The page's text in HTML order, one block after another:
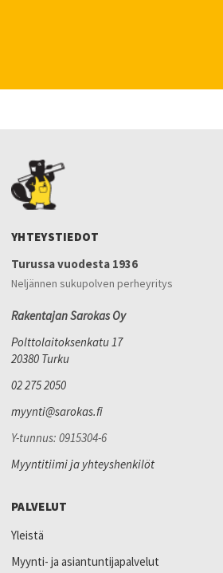
YHTEYSTIEDOT
Turussa vuodesta 1936
Neljännen sukupolven perheyritys
Rakentajan Sarokas Oy
Polttolaitoksenkatu 17
20380 Turku
02 275 2050
myynti@sarokas.fi
Y-tunnus: 0915304-6
Myyntitiimi ja yhteyshenkilöt
PALVELUT
Yleistä
Myynti- ja asiantuntijapalvelut